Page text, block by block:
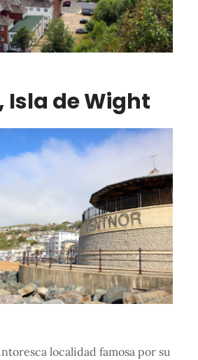
Isla de Wight
localidad famosa por su